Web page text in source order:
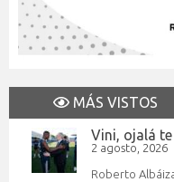
MÁS VISTOS
Vini, ojalá
2 agosto, 2026
Roberto